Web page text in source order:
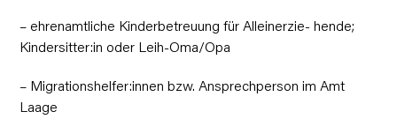
– ehrenamtliche Kinderbetreuung für Alleinerzie- hende;
Kindersitter:in oder Leih-Oma/Opa
– Migrationshelfer:innen bzw. Ansprechperson im Amt
Laage